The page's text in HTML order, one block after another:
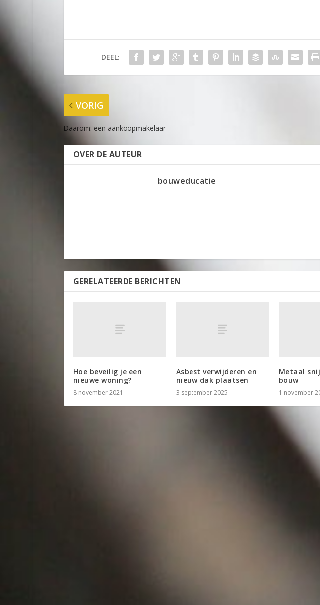
DEEL:
VORIG
Daarom: een aankoopmakelaar
OVER DE AUTEUR
bouweducatie
GERELATEERDE BERICHTEN
Hoe beveilig je een
nieuwe woning?
8 november 2021
Asbest verwijderen en
nieuw dak plaatsen
3 september 2025
Metaal
bouw
1 november